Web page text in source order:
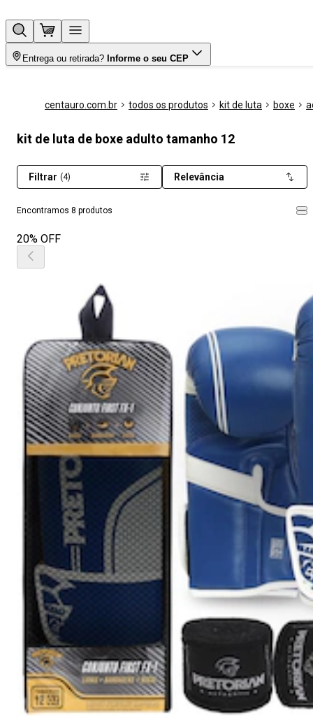
Entrega ou retirada? Informe o seu CEP
centauro.com.br todos os produtos kit de luta boxe
kit de luta de boxe adulto tamanho 12
Encontramos 8 produtos
Filtrar (4) Relevância
20% OFF